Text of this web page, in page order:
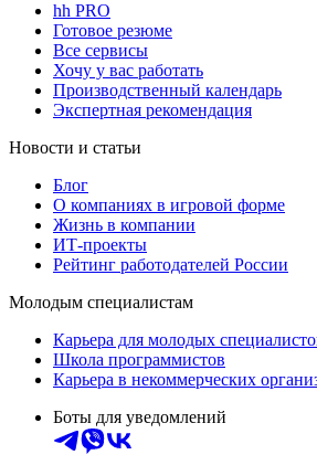
hh PRO
Готовое резюме
Все сервисы
Хочу у вас работать
Производственный календарь
Экспертная рекомендация
Новости и статьи
Блог
О компаниях в игровой форме
Жизнь в компании
ИТ-проекты
Рейтинг работодателей России
Молодым специалистам
Карьера для молодых
Школа программистов
Карьера в некоммерческих
Боты для уведомлений